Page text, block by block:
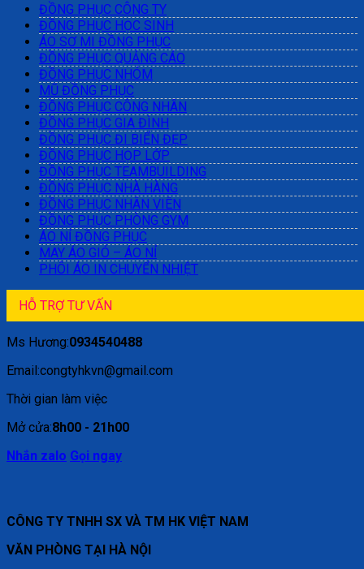
ĐỒNG PHỤC CÔNG TY
ĐỒNG PHỤC HỌC SINH
ÁO SƠ MI ĐỒNG PHỤC
ĐỒNG PHỤC QUẢNG CÁO
ĐỒNG PHỤC NHÓM
MŨ ĐỒNG PHỤC
ĐỒNG PHỤC CÔNG NHÂN
ĐỒNG PHỤC GIA ĐÌNH
ĐỒNG PHỤC ĐI BIỂN ĐẸP
ĐỒNG PHỤC HỌP LỚP
ĐỒNG PHỤC TEAMBUILDING
ĐỒNG PHỤC NHÀ HÀNG
ĐỒNG PHỤC NHÂN VIÊN
ĐỒNG PHỤC PHÒNG GYM
ÁO NỈ ĐỒNG PHỤC
MAY ÁO GIÓ – ÁO NỈ
PHÔI ÁO IN CHUYỂN NHIỆT
HỖ TRỢ TƯ VẤN
Ms Hương:0934540488
Email:congtyhkvn@gmail.com
Thời gian làm việc
Mở cửa:8h00 - 21h00
Nhắn zalo Gọi ngay
CÔNG TY TNHH SX VÀ TM HK VIỆT NAM
VĂN PHÒNG TẠI HÀ NỘI